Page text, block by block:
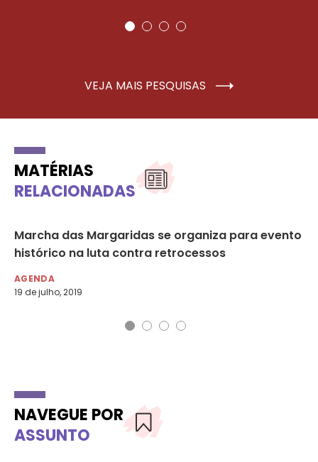
VEJA MAIS PESQUISAS
MATÉRIAS
RELACIONADAS
Marcha das Margaridas se organiza para evento
histórico na luta contra retrocessos
AGENDA
19 de julho, 2019
NAVEGUE POR
ASSUNTO